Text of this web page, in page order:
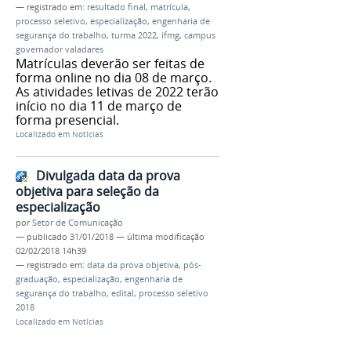
— registrado em: resultado final, matrícula,
processo seletivo, especialização, engenharia de
segurança do trabalho, turma 2022, ifmg, campus
governador valadares
Matrículas deverão ser feitas de
forma online no dia 08 de março.
As atividades letivas de 2022 terão
início no dia 11 de março de
forma presencial.
Localizado em Notícias
Divulgada data da prova
objetiva para seleção da
especialização
porSetor de Comunicação
— publicado 31/01/2018 — última modificação
02/02/2018 14h39
— registrado em: data da prova objetiva, pós-
graduação, especialização, engenharia de
segurança do trabalho, edital, processo seletivo
2018
Localizado em Notícias